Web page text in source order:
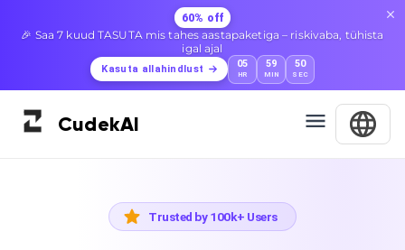
60% off
🎉 Saa 7 kuud TASUTA mis tahes aastapaketiga – riskivaba, tühista
igal ajal
Kasuta allahindlust 05
HR
59
MIN
50
SEC
CudekAI
Trusted by 100k+ Users